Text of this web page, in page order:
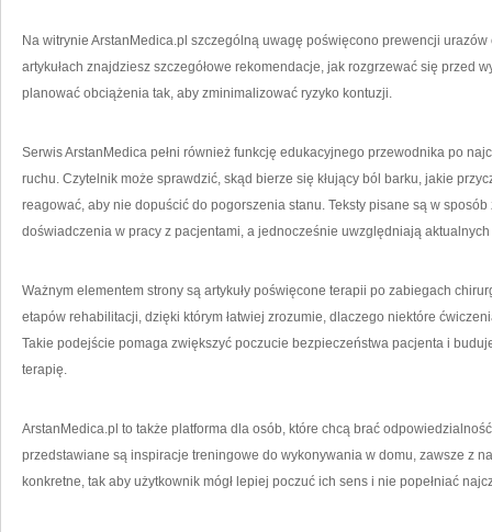
Na witrynie ArstanMedica.pl szczególną uwagę poświęcono prewencji
artykułach znajdziesz szczegółowe rekomendacje, jak rozgrzewać się przed
planować obciążenia tak, aby zminimalizować ryzyko kontuzji.
Serwis ArstanMedica pełni również funkcję edukacyjnego przewodnika po
ruchu. Czytelnik może sprawdzić, skąd bierze się kłujący ból barku, jakie
reagować, aby nie dopuścić do pogorszenia stanu. Teksty pisane są w
doświadczenia w pracy z pacjentami, a jednocześnie uwzględniają
Ważnym elementem strony są artykuły poświęcone terapii po zabiegach
etapów rehabilitacji, dzięki którym łatwiej zrozumie, dlaczego niektóre
Takie podejście pomaga zwiększyć poczucie bezpieczeństwa pacjenta i
terapię.
ArstanMedica.pl to także platforma dla osób, które chcą brać
przedstawiane są inspiracje treningowe do wykonywania w domu, zawsze z
konkretne, tak aby użytkownik mógł lepiej poczuć ich sens i nie popełniać